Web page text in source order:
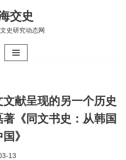
交史
史研究动态网
献呈现的另一个历史
《同文书史：从韩国
》
13